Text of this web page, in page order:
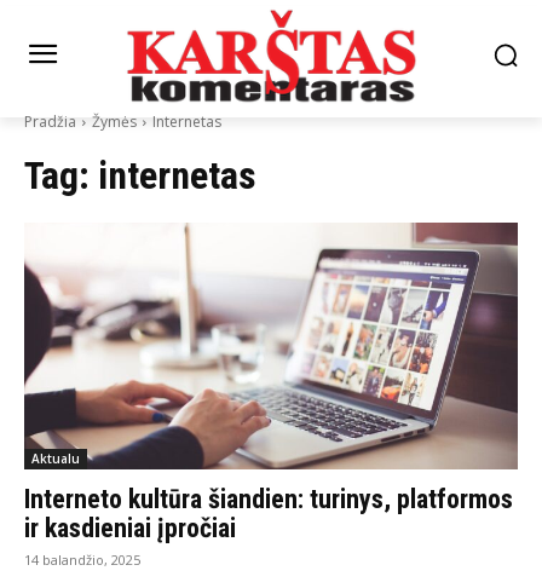
Pradžia Žymės Internetas
Tag: internetas
Aktualu
Interneto kultūra šiandien: turinys, platformos
ir kasdieniai įpročiai
14 balandžio, 2025